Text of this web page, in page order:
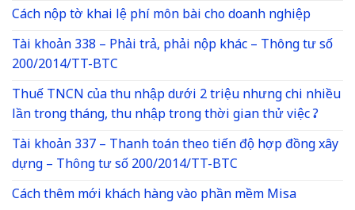
Cách nộp tờ khai lệ phí môn bài cho doanh nghiệp
Tài khoản 338 – Phải trả, phải nộp khác – Thông tư số
200/2014/TT-BTC
Thuế TNCN của thu nhập dưới 2 triệu nhưng chi nhiều
lần trong tháng, thu nhập trong thời gian thử việc ?
Tài khoản 337 – Thanh toán theo tiến độ hợp đồng xây
dựng – Thông tư số 200/2014/TT-BTC
Cách thêm mới khách hàng vào phần mềm Misa